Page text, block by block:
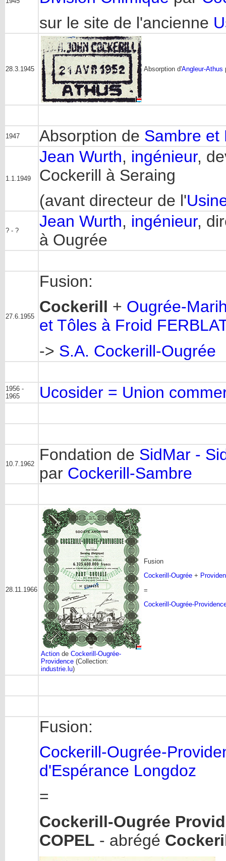
sur le site de l'ancienne
28.3.1945 Absorption d'Angleur-Athus
1947 Absorption de Sambre et
1.1.1949
Jean Wurth, ingénieur,
Cockerill à Seraing
(avant directeur de l'
? - ?
Jean Wurth, ingénieur,
à Ougrée
27.6.1955
Fusion:
Cockerill + Ougrée-
et Tôles à Froid
-> S.A. Cockerill-Ougrée
1956 -
1965
Ucosider = Union
10.7.1962
Fondation de SidMar -
par Cockerill-Sambre
28.11.1966
Action de Cockerill-Ougrée-
Providence (Collection:
industrie.lu)
Fusion
Cockerill-Ougrée +
=
Cockerill-Ougrée-
Fusion:
Cockerill-Ougrée-
d'Espérance Longdoz
=
Cockerill-Ougrée
COPEL - abrégé